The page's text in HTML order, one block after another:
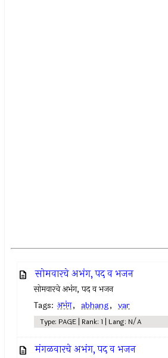
सोमवारचे अभंग, पद व भजन
सोमवारचे अभंग, पद व भजन
Tags: अभंग, abhang, var
Type: PAGE | Rank: 1 | Lang: N/A
मंगळवारचे अभंग, पद व भजन